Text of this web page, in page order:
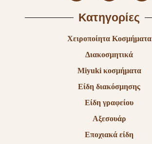
Κατηγορίες
Χειροποίητα Κοσμήματα
Διακοσμητικά
Miyuki κοσμήματα
Είδη διακόσμησης
Είδη γραφείου
Αξεσουάρ
Εποχιακά είδη